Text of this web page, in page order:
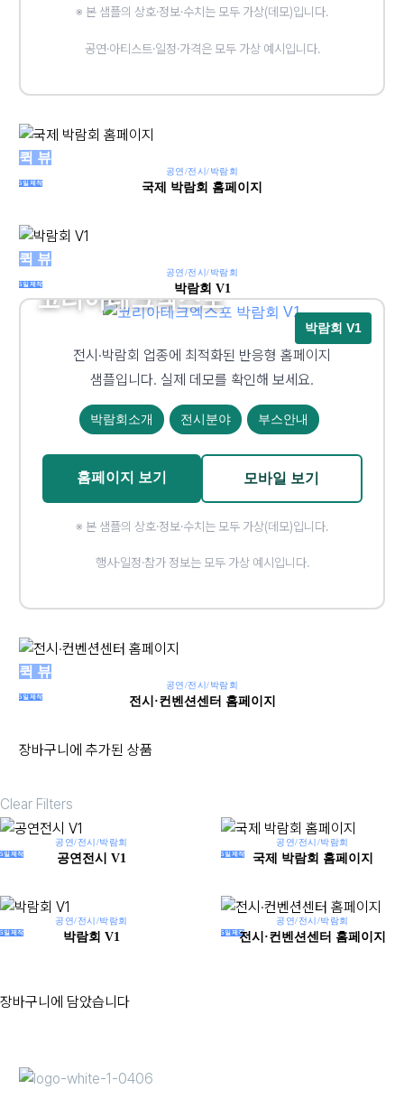
※ 본 샘플의 상호·정보·수치는 모두 가상(데모)입니다.
공연·아티스트·일정·가격은 모두 가상 예시입니다.
퀵 뷰
5일제작
공연/전시/박람회
국제 박람회 홈페이지
퀵 뷰
5일제작
공연/전시/박람회
박람회 V1
KOREA TECH EXPO
코리아테크엑스포
박람회 V1
전시·박람회 업종에 최적화된 반응형 홈페이지
샘플입니다. 실제 데모를 확인해 보세요.
박람회소개 전시분야 부스안내
홈페이지 보기 모바일 보기
※ 본 샘플의 상호·정보·수치는 모두 가상(데모)입니다.
행사·일정·참가 정보는 모두 가상 예시입니다.
퀵 뷰
5일제작
공연/전시/박람회
전시·컨벤션센터 홈페이지
장바구니에 추가된 상품
Clear Filters
5일제작
공연/전시/박람회
공연전시 V1 5일제작
공연/전시/박람회
국제 박람회 홈페이지
5일제작
공연/전시/박람회
박람회 V1 5일제작
공연/전시/박람회
전시·컨벤션센터 홈페이지
장바구니에 담았습니다